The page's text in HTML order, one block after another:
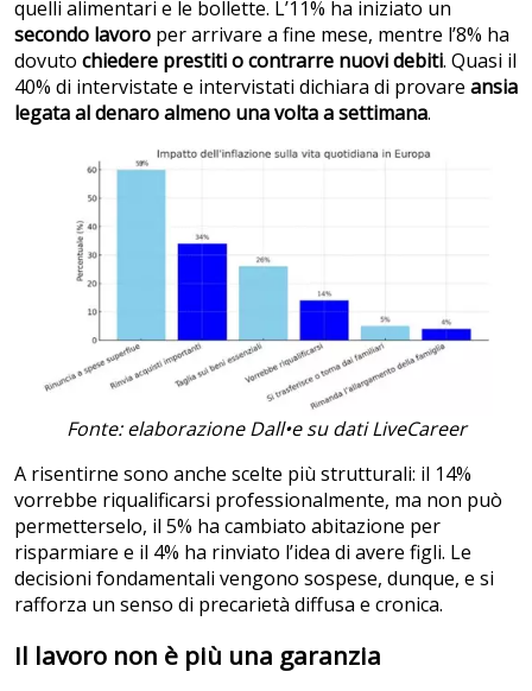
quelli alimentari e le bollette. L’11% ha iniziato un
secondo lavoro per arrivare a fine mese, mentre l’8% ha
dovuto chiedere prestiti o contrarre nuovi debiti. Quasi il
40% di intervistate e intervistati dichiara di provare ansia
legata al denaroalmeno una volta a settimana.
Fonte: elaborazione Dall•e su dati LiveCareer
A risentirne sono anche scelte più strutturali: il 14%
vorrebbe riqualificarsi professionalmente, ma non può
permetterselo, il 5% ha cambiato abitazione per
risparmiare e il 4% ha rinviato l’idea di avere figli. Le
decisioni fondamentali vengono sospese, dunque, e si
rafforza un senso di precarietà diffusa e cronica.
Il lavoro non è più una garanzia